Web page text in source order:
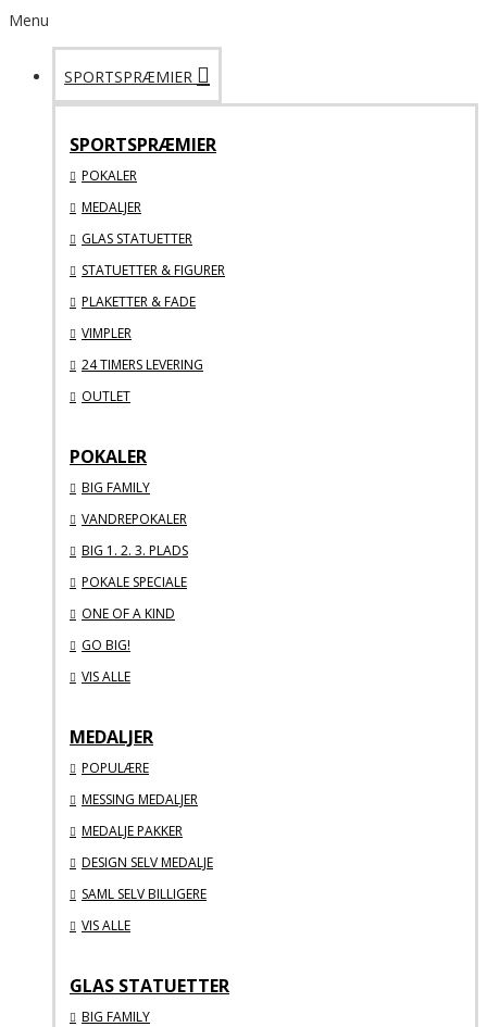
Menu
SPORTSPRÆMIER
SPORTSPRÆMIER
POKALER
MEDALJER
GLAS STATUETTER
STATUETTER & FIGURER
PLAKETTER & FADE
VIMPLER
24 TIMERS LEVERING
OUTLET
POKALER
BIG FAMILY
VANDREPOKALER
BIG 1. 2. 3. PLADS
POKALE SPECIALE
ONE OF A KIND
GO BIG!
VIS ALLE
MEDALJER
POPULÆRE
MESSING MEDALJER
MEDALJE PAKKER
DESIGN SELV MEDALJE
SAML SELV BILLIGERE
VIS ALLE
GLAS STATUETTER
BIG FAMILY